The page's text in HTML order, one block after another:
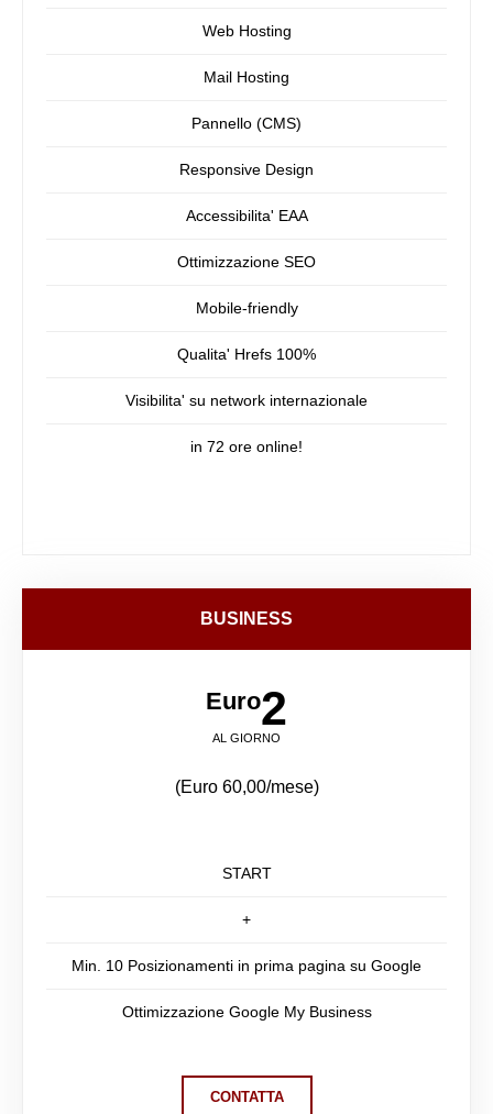
Web Hosting
Mail Hosting
Pannello (CMS)
Responsive Design
Accessibilita' EAA
Ottimizzazione SEO
Mobile-friendly
Qualita' Hrefs 100%
Visibilita' su network internazionale
in 72 ore online!
BUSINESS
Euro2
AL GIORNO
(Euro 60,00/mese)
START
+
Min. 10 Posizionamenti in prima pagina su Google
Ottimizzazione Google My Business
CONTATTA